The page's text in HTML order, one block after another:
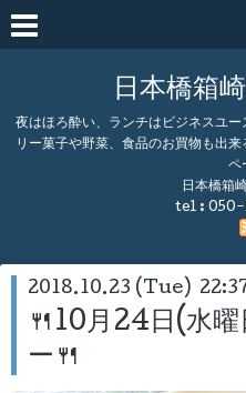
日本橋箱
夜はほろ酔い、ランチはビジネスユ
リー菓子や野菜、食品のお買物も出
ペ
日本橋箱
tel : 050-
2018.10.23 (Tue)
🍴10月24日(水
ー🍴